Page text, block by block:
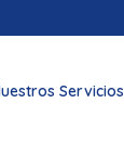
Servicios